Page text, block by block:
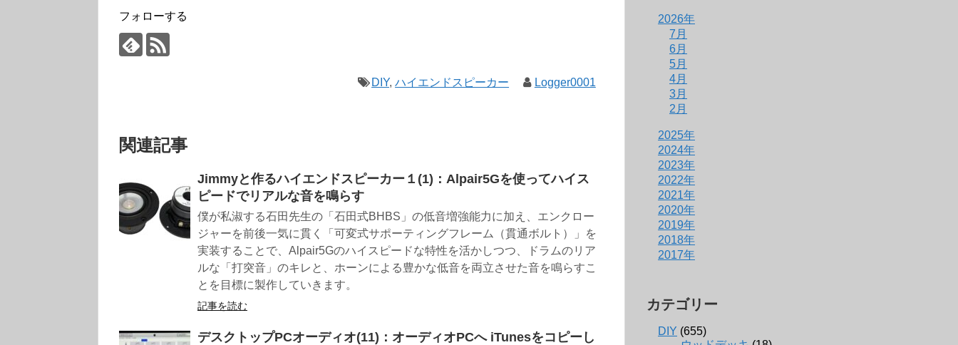
フォローする
DIY,ハイエンドスピーカー Logger0001
関連記事
Jimmyと作るハイエンドスピーカー１(1)：Alpair5Gを使ってハイス
ピードでリアルな音を鳴らす
僕が私淑する石田先生の「石田式BHBS」の低音増強能力に加え、エンクロー
ジャーを前後一気に貫く「可変式サポーティングフレーム（貫通ボルト）」を
実装することで、Alpair5Gのハイスピードな特性を活かしつつ、ドラムのリア
ルな「打突音」のキレと、ホーンによる豊かな低音を両立させた音を鳴らすこ
とを目標に製作していきます。
記事を読む
デスクトップPCオーディオ(11)：オーディオPCへ iTunesをコピーし
2026年
7月
6月
5月
4月
3月
2月
2025年
2024年
2023年
2022年
2021年
2020年
2019年
2018年
2017年
カテゴリー
DIY (655)